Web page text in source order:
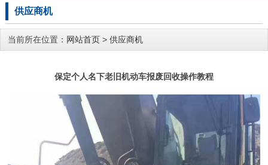
供应商机
当前所在位置： 网站首页 > 供应商机
保定个人名下老旧机动车报废回收操作教程